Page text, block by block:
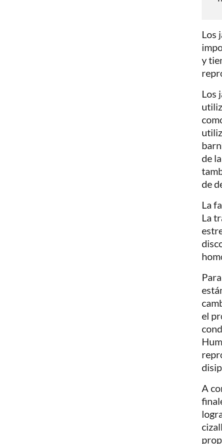
Los
y
Los
de
de
La
La
el
A